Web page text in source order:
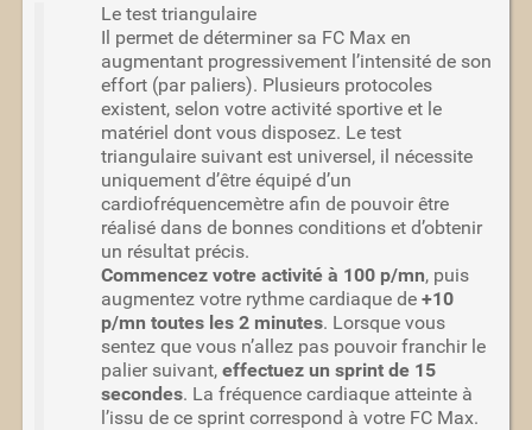
Le test triangulaire
Il permet de déterminer sa FC Max en
augmentant progressivement l’intensité de son
effort (par paliers). Plusieurs protocoles
existent, selon votre activité sportive et le
matériel dont vous disposez. Le test
triangulaire suivant est universel, il nécessite
uniquement d’être équipé d’un
cardiofréquencemètre afin de pouvoir être
réalisé dans de bonnes conditions et d’obtenir
un résultat précis.
Commencez votre activité à 100 p/mn, puis
augmentez votre rythme cardiaque de +10
p/mn toutes les 2 minutes. Lorsque vous
sentez que vous n’allez pas pouvoir franchir le
palier suivant, effectuez un sprint de 15
secondes. La fréquence cardiaque atteinte à
l’issu de ce sprint correspond à votre FC Max.